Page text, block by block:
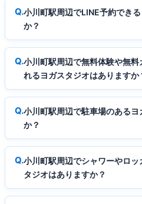
小川町駅周辺でLINE予約でき
か？
小川町駅周辺で無料体験や無
れるヨガスタジオはありますか
小川町駅周辺で駐車場のある
か？
小川町駅周辺でシャワーやロ
タジオはありますか？